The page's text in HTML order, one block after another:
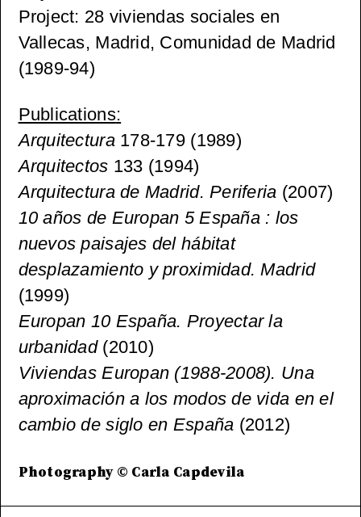
Project: 28 viviendas sociales en
Vallecas, Madrid, Comunidad de Madrid
(1989-94)
Publications:
Arquitectura 178-179 (1989)
Arquitectos 133 (1994)
Arquitectura de Madrid. Periferia (2007)
10 años de Europan 5 España : los
nuevos paisajes del hábitat
desplazamiento y proximidad. Madrid
(1999)
Europan 10 España. Proyectar la
urbanidad(2010)
Viviendas Europan (1988-2008). Una
aproximación a los modos de vida en el
cambio de siglo en España (2012)
Photography © Carla Capdevila